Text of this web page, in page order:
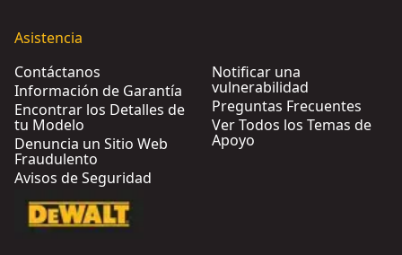
Asistencia
Contáctanos
Información de Garantía
Encontrar los Detalles de
tu Modelo
Denuncia un Sitio Web
Fraudulento
Avisos de Seguridad
Notificar una
vulnerabilidad
Preguntas Frecuentes
Ver Todos los Temas de
Apoyo